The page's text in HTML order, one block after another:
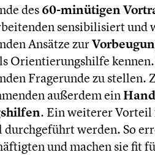
des60-minütigen
sensibilisiert und
Ansätze zur
Orientierungshilfe
Fragerunde zu stellen.
außerdem ein
. Ein weiterer Vorteil
durchgeführt werden. So
und machen sie fit